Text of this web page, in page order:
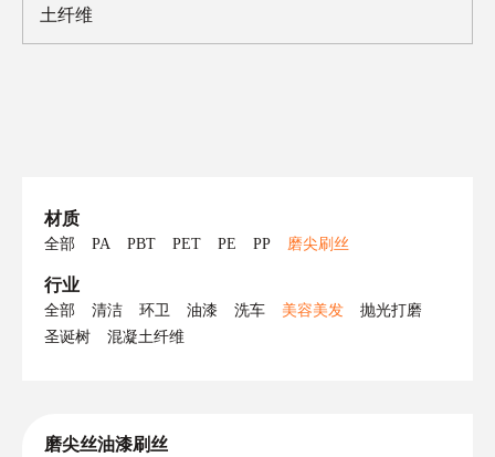
土纤维
材质
全部 PA PBT PET PE PP 磨尖刷丝
行业
全部 清洁 环卫 油漆 洗车 美容美发
抛光打磨
圣诞树
混凝土纤维
磨尖丝油漆刷丝